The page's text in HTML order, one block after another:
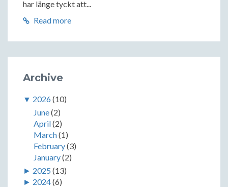
har länge tyckt att...
Read more
Archive
▼ 2026(10)
June(2)
April(2)
March(1)
February(3)
January(2)
► 2025 (13)
► 2024(6)